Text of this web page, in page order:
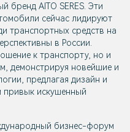
бренд AITO SERES . Эти
сейчас лидируют
транспортных средств на
в России.
к транспорту, но и
демонстрируя новейшие и
предлагая дизайн и
привык искушенный
бизнес-форум